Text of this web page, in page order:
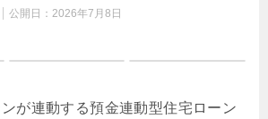
公開日： 2026年7月8日